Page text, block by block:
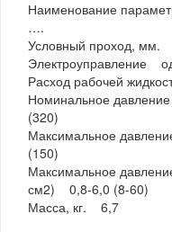
Наименование
….
Условный проход, мм.
Электроуправление
Расход рабочей
Номинальное
(320)
Максимальное
(150)
Максимальное
см2) 0,8-6,0 (8-60)
Масса, кг. 6,7